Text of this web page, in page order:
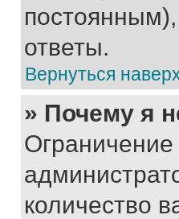
ответы.
Вернуться
» Почему я
Ограничение
количество